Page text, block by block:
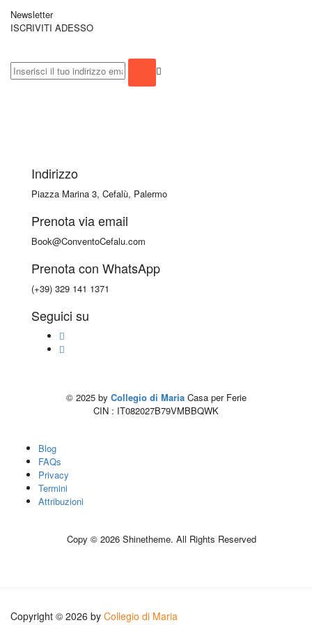
Newsletter
ISCRIVITI ADESSO
Indirizzo
Piazza Marina 3, Cefalù, Palermo
Prenota via email
Book@ConventoCefalu.com
Prenota con WhatsApp
(+39) 329 141 1371
Seguici su
© 2025 by Collegio di Maria Casa per Ferie
CIN : IT082027B79VMBBQWK
Blog
FAQs
Privacy
Termini
Attribuzioni
Copy © 2026 Shinetheme. All Rights Reserved
Copyright © 2026 by Collegio di Maria